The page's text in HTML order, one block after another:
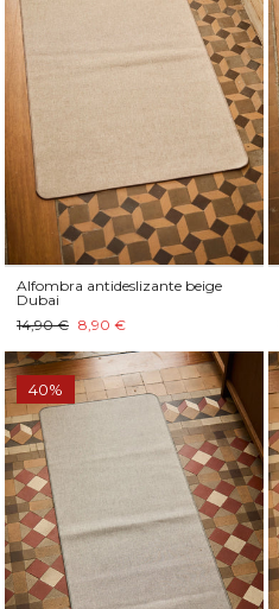
Alfombra antideslizante beige
Dubai
14,90 € 8,90 €
40%